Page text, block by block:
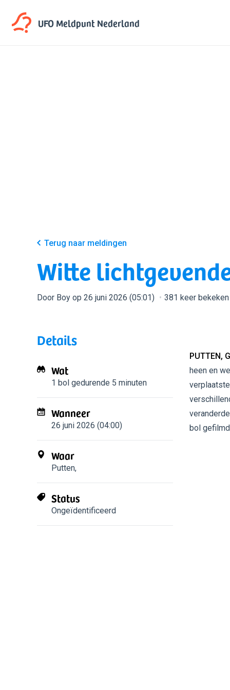
UFO MeldpuntNederland
Terug naar meldingen
Witte
Door Boy op 26 juni 2026 (05:01) 381 keer bekeken
Details
Wat
1 bol gedurende 5 minuten
Wanneer
26 juni 2026 (04:00)
Waar
Putten,
Status
Ongeïdentificeerd
PUTTEN,
heen en
bol